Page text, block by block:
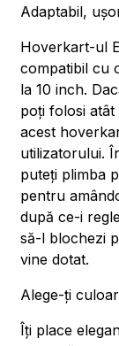
Adaptabil,
Hoverkart-ul
compatibil cu
la 10 inch.
poți folosi
acest
utilizatorului.
puteți plimba
pentru
după ce-i
să-l blochezi
vine dotat.
Alege-ți
Îți place